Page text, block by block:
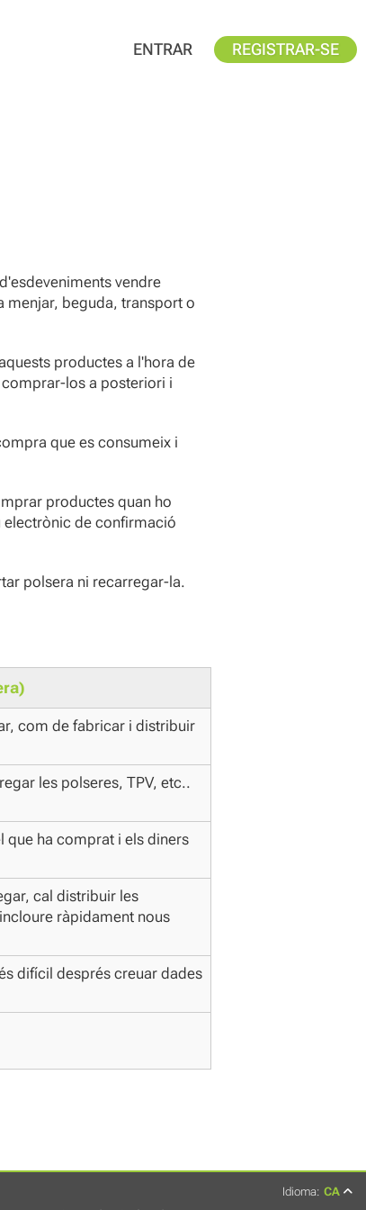
ENTRAR REGISTRAR-SE
vendre
menjar, beguda, transport o
productes a l'hora de
los a posteriori i
que es consumeix i
productes quan ho
electrònic de confirmació
polsera ni recarregar-la.
com de fabricar i distribuir
les polseres, TPV, etc..
que ha comprat i els diners
cal distribuir les
ràpidament nous
difícil després creuar dades
Idioma: CA